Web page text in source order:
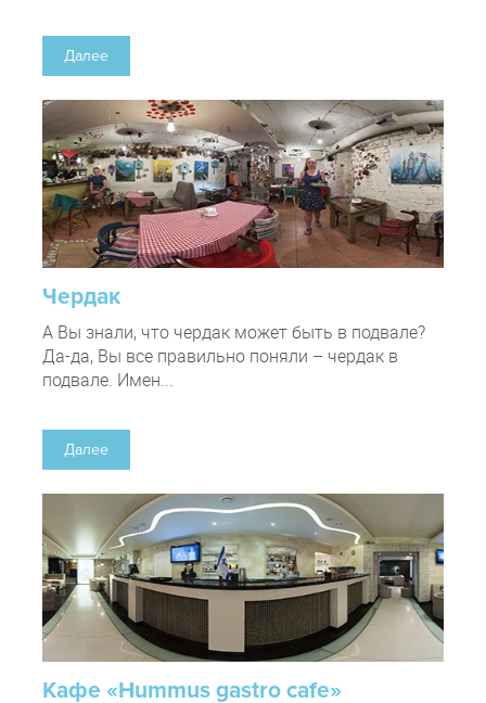
Далее
Чердак
А Вы знали, что чердак может быть в подвале?
Да-да, Вы все правильно поняли – чердак в
подвале. Имен...
Далее
Кафе «Hummus gastro cafe»